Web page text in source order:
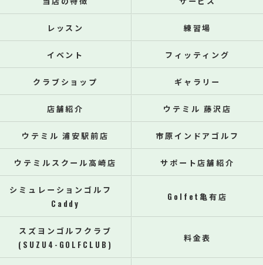
レッスン 練習場
イベント フィッティング
クラブショップ ギャラリー
店舗紹介 ウテミル 藤沢店
ウテミル 浦安駅前店 市原インドアゴルフ
ウテミルスクール高崎店 サポート店舗紹介
シミュレーションゴルフ
Caddy
Golfet亀有店
スズヨンゴルフクラブ
(SUZU4-GOLFCLUB)
料金表